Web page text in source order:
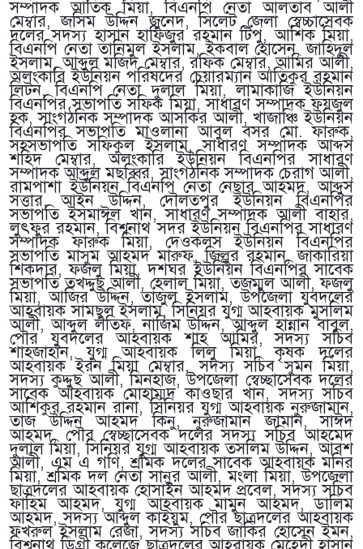
সম্পাদক আতিক মিয়া, বিএনপি নেতা আলতাব আলী
মেম্বার, জসিম উদ্দিন জুনেদ, সিলেট জেলা স্বেচ্চাসেবক
দলের সদস্য হাসান হাফিজুর রহমান টিপু, আশিক মিয়া,
বিএনপি নেতা তানিমুল ইসলাম, ইকবাল হোসেন, জাহিদুল
ইসলাম, আব্দুল মজিদ মেম্বার, রফিক মেম্বার, আমির আলী,
অলংকারি ইউনিয়ন পরিষদের চেয়ারম্যান আতিকুর রহমান
লিটন, বিএনপি নেতা দুলাল মিয়া, লামাকাজি ইউনিয়ন
বিএনপির সভাপতি সফিক মিয়া, সাধারণ সম্পাদক ফয়জুল
হক, সাংগঠনিক সম্পাদক আসকির আলী, খাজাঞ্চি ইউনিয়ন
বিএনপির সভাপতি মাওলানা আবুল বসর মো. ফারুক,
সহসভাপতি সফিকুল ইসলাম, সাধারণ সম্পাদক আব্দস
শহিদ মেম্বার, অলংকারি ইউনিয়ন বিএনপির সাধারণ
সম্পাদক আব্দুল মছব্বির, সাংগঠনিক সম্পাদক চেরাগ আলী,
রামপাশা ইউনিয়ন বিএনপি নেতা নেছার আহমদ, আব্দুস
সত্তার, আইন উদ্দিন, দৌলতপুর ইউনিয়ন বিএনপির
সভাপতি ইসমাঈল খান, সাধারণ সম্পাদক আলী বাহার,
লুৎফুর রহমান, বিশ্বনাথ সদর ইউনিয়ন বিএনপির সাধারণ
সম্পাদক ফারুক মিয়া, দেওকলস ইউনিয়ন বিএনপির
সভাপতি মাসুম আহমদ মারুফ, জিল্লুর রহমান, জাকারিয়া
শিকদার, ফজলু মিয়া, দশঘর ইউনিয়ন বিএনপির সাবেক
সভাপতি তখদ্দুছ আলী, হেলাল মিয়া, তজম্মুল আলী, ফজলু
মিয়া, আজির উদ্দিন, তাজুল ইসলাম, উপজেলা যুবদলের
আহবায়ক সামছুল ইসলাম, সিনিয়র যুগ্ম আহবায়ক মুসলিম
আলী, আব্দুল লতিফ, নাজিম উদ্দিন, আব্দুল হান্নান বাবুল,
পৌর যুবদলের আহবায়ক শাহ আমির, সদস্য সচিব
শাহজাহান, যুগ্ম আহবায়ক লিলু মিয়া, কৃষক দলের
আহবায়ক ইরন মিয়া মেম্বার, সদস্য সচিব সুমন মিয়া,
সদস্য কুদ্দুছ আলী, মিনহাজ, উপজেলা স্বেচ্ছাসেবক দলের
সাবেক আহবায়ক মোহাম্মদ কাওছার খান, সদস্য সচিব
আশিকুর রহমান রানা, সিনিয়র যুগ্ম আহবায়ক নুরুজামান,
তাজ উদ্দিন আহমদ কিনু, নুরুজামান জামান, সাঈদ
আহমদ, পৌর স্বেচ্ছাসেবক দলের সদস্য সচিব আহমেদ
দুলাল মিয়া, সিনিয়র যুগ্ম আহবায়ক তসলিম উদ্দিন, আরশ
আলী, এম এ গণি, শ্রমিক দলের সাবেক আহবায়ক মনির
মিয়া, শ্রমিক দল নেতা সানুর আলী, মংলা মিয়া, উপজেলা
ছাত্রদলের আহবায়ক হোসাইন আহমদ প্রবেল, সদস্য সচিব
ফাহিম আহমদ, যুগ্ম আহবায়ক মামুন আহমদ, ডালিম
আহমদ, সদস্য আব্দুল কাইয়ুম, পৌর ছাত্রদলের আহবায়ক
ফখরুল ইসলাম রেজা, সদস্য সচিব জাকির হোসেন ইমন,